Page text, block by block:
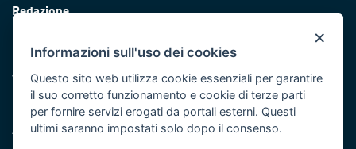
Redazione
Protezione civile
Vai al sito di Protezione Civile Puglia
Iniziativa finanziata con risorse del POR Puglia 2014/2020 -
Asse XI
×
Informazioni sull'uso dei cookies
Questo sito web utilizza cookie essenziali per garantire
il suo corretto funzionamento e cookie di terze parti
per fornire servizi erogati da portali esterni. Questi
ultimi saranno impostati solo dopo il consenso.